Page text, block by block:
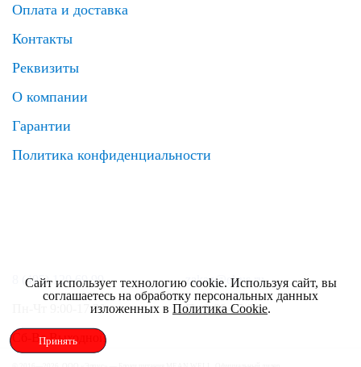
Оплата и доставка
Контакты
Реквизиты
О компании
Гарантии
Политика конфиденциальности
8 (495) 120 69 99 zakaz@elrus.ru
Пн-Чт 9:00-17:30 Пт 9:00-17:00
Сб-Вс Выходной
Сайт использует технологию cookie. Используя сайт, вы
соглашаетесь на обработку персональных данных
изложенных в Политика Cookie.
Принять